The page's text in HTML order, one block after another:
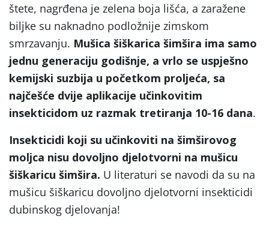
štete, nagrđena je zelena boja lišća, a zaražene
biljke su naknadno podložnije zimskom
smrzavanju. Mušica šiškarica šimšira ima samo
jednu generaciju godišnje, a vrlo se uspješno
kemijski suzbija u početkom proljeća, sa
najčešće dvije aplikacije učinkovitim
insekticidom uz razmak tretiranja 10-16 dana.
Insekticidi koji su učinkoviti na šimširovog
moljca nisu dovoljno djelotvorni na mušicu
šiškaricu šimšira. U literaturi se navodi da su na
mušicu šiškaricu dovoljno djelotvorni insekticidi
dubinskog djelovanja!